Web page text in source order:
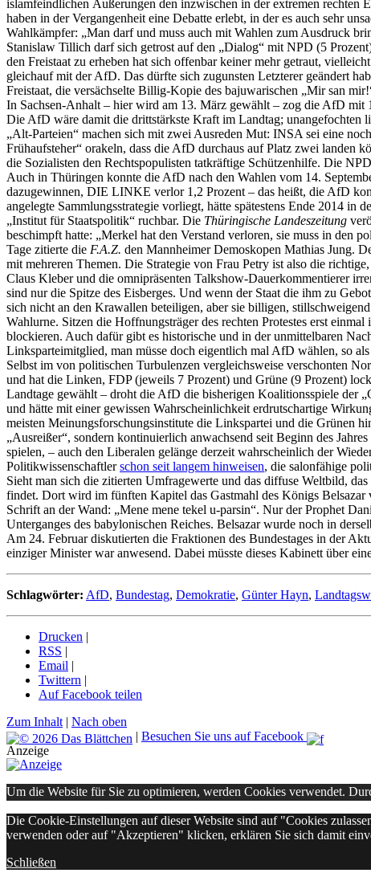
islamfeindlichen Äußerungen den inzwischen in der extremen
haben in der Vergangenheit eine Debatte erlebt, in der es auch sehr
Wahlkämpfer: „Man darf und muss auch mit Wahlen zum Ausdruck
Stanislaw Tillich darf sich getrost auf den „Dialog“ mit NPD (5
den Freistaat zu erheben hat sich offenbar keiner mehr getraut,
gleichauf mit der AfD. Das dürfte sich zugunsten Letzterer geändert
Freistaat, die versächselte Billig-Kopie des bajuwarischen „Mir san
In Sachsen-Anhalt – hier wird am 13. März gewählt – zog die AfD
Die AfD wäre damit die drittstärkste Kraft im Landtag;
„Alt-Parteien“ machen sich mit zwei Ausreden Mut: INSA sei eine
Frühaufsteher“ orakeln, dass die AfD durchaus auf Platz zwei landen
die Sozialisten den Rechtspopulisten tatkräftige Schützenhilfe. Die
Auch in Thüringen konnte die AfD nach den Wahlen vom 14.
dazugewinnen, DIE LINKE verlor 1,2 Prozent – das heißt, die AfD
angelegte Sammlungsstrategie vorliegt, hätte spätestens Ende 2014
„Institut für Staatspolitik“ ruchbar. Die Thüringische Landeszeitung
beschimpft hatte: „Merkel hat den Verstand verloren, sie muss in den
Tage zitierte die F.A.Z. den Mannheimer Demoskopen Mathias Jung.
mit mehreren Themen. Die Strategie von Frau Petry ist also die
Claus Kleber und die omnipräsenten Talkshow-Dauerkommentierer
sind nur die Spitze des Eisberges. Und wenn der Staat die ihm zu
sich nicht an den Krawallen beteiligen, aber sie billigen,
Wahlurne. Sitzen die Hoffnungsträger des rechten Protestes erst
blockieren. Auch dafür gibt es historische und in der unmittelbaren
Linksparteimitglied, man müsse doch eigentlich mal AfD wählen, so
Selbst im von politischen Turbulenzen vergleichsweise verschonten
und hat die Linken, FDP (jeweils 7 Prozent) und Grüne (9 Prozent)
Landtage gewählt – droht die AfD die bisherigen Koalitionsspiele der
und hätte mit einer gewissen Wahrscheinlichkeit erdrutschartige
meisten Meinungsforschungsinstitute die Linkspartei und die Grünen
„Ausreißer“, sondern kontinuierlich anwachsend seit Beginn des
spielen, – auch den Liberalen gelänge derzeit wahrscheinlich der
Politikwissenschaftlerschon seit langem hinweisen, die salonfähige
Sieht man sich die zitierten Umfragewerte und das diffuse Weltbild,
findet. Dort wird im fünften Kapitel das Gastmahl des Königs Belsazar
Schrift an der Wand: „Mene mene tekel u-parsin“. Nur der Prophet
Unterganges des babylonischen Reiches. Belsazar wurde noch in
Am 24. Februar diskutierten die Fraktionen des Bundestages in der
einziger Minister war anwesend. Dabei müsste dieses Kabinett über
Schlagwörter: AfD, Bundestag, Demokratie, Günter Hayn,
Drucken |
RSS |
Email |
Twittern |
Auf Facebook teilen
Zum Inhalt | Nach oben
| Besuchen Sie uns auf Facebook
Anzeige
Um die Website für Sie zu optimieren, werden Cookies verwendet.
Die Cookie-Einstellungen auf dieser Website sind auf "Cookies
verwenden oder auf "Akzeptieren" klicken, erklären Sie sich damit
Schließen